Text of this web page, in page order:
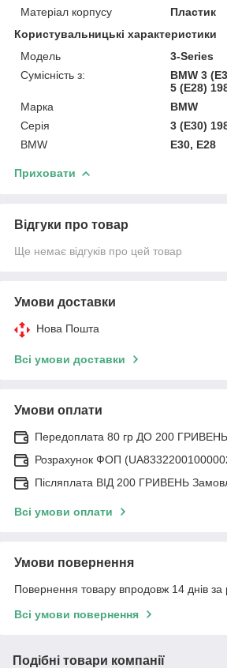
Матеріал корпусу
Пластик
Користувальницькі характеристики
Модель
3-Series
Сумісність з:
BMW 3
5 (E28)
Марка
BMW
Серія
3 (E30)
BMW
E30, E28
Приховати
Відгуки про товар
Ще немає відгуків про цей товар
Умови доставки
Нова Пошта
Всі умови доставки
Умови оплати
Передоплата 80 гр ДО 200
Розрахунок ФОП
Післяплата ВІД 200 ГРИВЕНЬ
Всі умови оплати
Умови повернення
Повернення товару впродовж 14 днів за
Всі умови повернення
Подібні товари компанії